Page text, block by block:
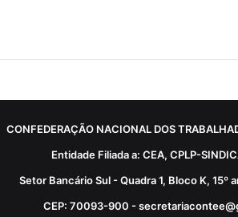
CONFEDERAÇÃO NACIONAL DOS
Entidade Filiada a: CEA, CPLP-
Setor Bancário Sul - Quadra 1, Bloco K, 15º
CEP: 70093-900 -